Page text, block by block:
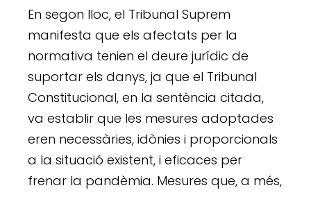
En segon lloc, el Tribunal Suprem
manifesta que els afectats per la
normativa tenien el deure jurídic de
suportar els danys, ja que el Tribunal
Constitucional, en la sentència citada,
va establir que les mesures adoptades
eren necessàries, idònies i proporcionals
a la situació existent, i eficaces per
frenar la pandèmia. Mesures que, a més,